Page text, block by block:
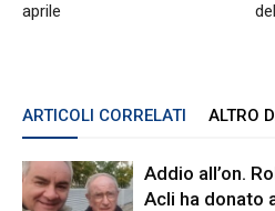
aprile
ARTICOLI CORRELATI ALTRO
Addio all’on.
Acli ha donato